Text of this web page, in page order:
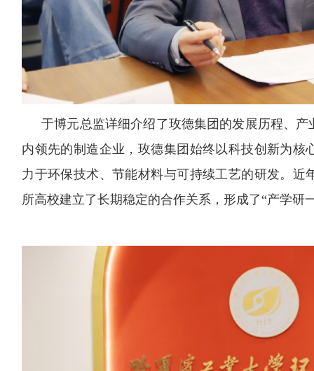
于博元总监详细介绍了玫德集团的发展历程、
内领先的制造企业，玫德集团始终以科技创新为核
力于环保技术、节能材料与可持续工艺的研发。近
所高校建立了长期稳定的合作关系，形成了“产学研